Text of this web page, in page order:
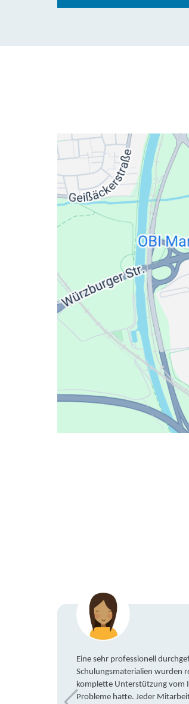
Eine sehr professionell
Schulungsmaterialien wurden
komplette Unterstützung vom
Probleme hatte. Jeder